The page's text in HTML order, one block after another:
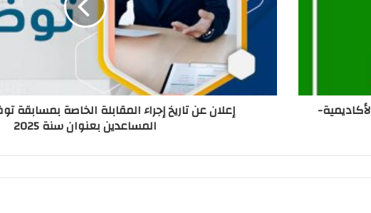
إعلان عن تاريخ إجراء المقابلة الخاصة بمسابقة
المساعدين بعنوان سنة 2025